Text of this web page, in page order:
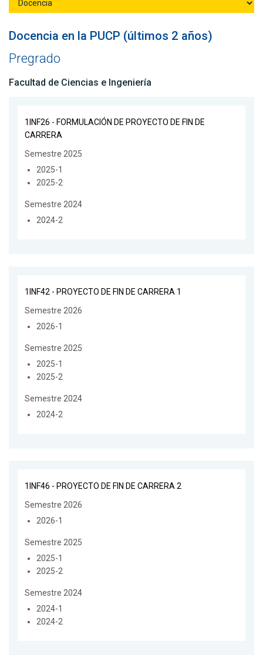
Docencia en la PUCP (últimos 2 años)
Pregrado
Facultad de Ciencias e Ingeniería
1INF26 - FORMULACIÓN DE PROYECTO DE FIN DE
CARRERA
Semestre 2025
2025-1
2025-2
Semestre 2024
2024-2
1INF42 - PROYECTO DE FIN DE CARRERA 1
Semestre 2026
2026-1
Semestre 2025
2025-1
2025-2
Semestre 2024
2024-2
1INF46 - PROYECTO DE FIN DE CARRERA 2
Semestre 2026
2026-1
Semestre 2025
2025-1
2025-2
Semestre 2024
2024-1
2024-2